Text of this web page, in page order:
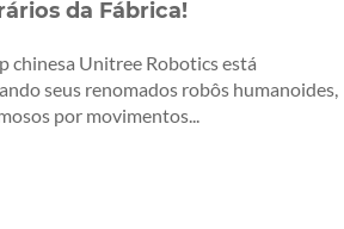
da Fábrica!
chinesa Unitree Robotics está
seus renomados robôs humanoides,
por movimentos...